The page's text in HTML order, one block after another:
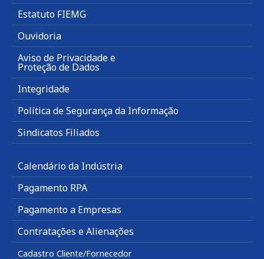
Estatuto FIEMG
Ouvidoria
Aviso de Privacidade e
Proteção de Dados
Integridade
Política de Segurança da Informação
Sindicatos Filiados
Calendário da Indústria
Pagamento RPA
Pagamento a Empresas
Contratações e Alienações
Cadastro Cliente/Fornecedor